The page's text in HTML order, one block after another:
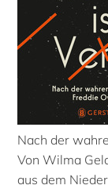
Nach der
Von Wilma
aus dem